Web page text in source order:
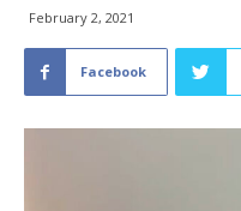
February 2, 2021
Facebook